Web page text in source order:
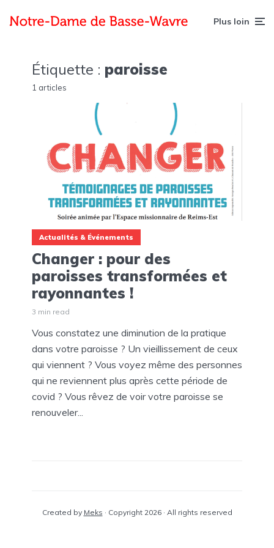
Plus loin
Étiquette : paroisse
1 articles
Actualités & Événements
Changer : pour des
paroisses transformées et
rayonnantes !
3 min read
Vous constatez une diminution de la pratique
dans votre paroisse ? Un vieillissement de ceux
qui viennent ? Vous voyez même des personnes
qui ne reviennent plus après cette période de
covid ? Vous rêvez de voir votre paroisse se
renouveler...
Created by Meks · Copyright 2026 · All rights reserved